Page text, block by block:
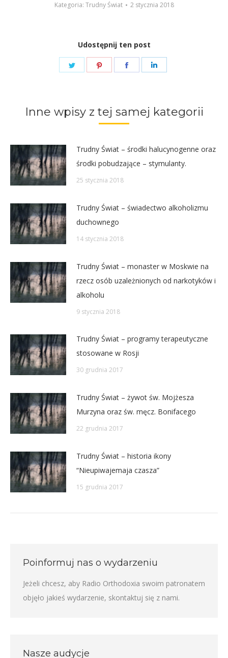
Kategoria: Trudny Świat 2 stycznia 2018
Udostępnij ten post
Share
Share
Share
Inne wpisy z tej samej kategorii
Trudny Świat – środki halucynogenne oraz
środki pobudzające – stymulanty.
25 stycznia 2018
Trudny Świat – świadectwo alkoholizmu
duchownego
14 stycznia 2018
Trudny Świat – monaster w Moskwie na
rzecz osób uzależnionych od narkotyków i
alkoholu
9 stycznia 2018
Trudny Świat – programy terapeutyczne
stosowane w Rosji
30 grudnia 2017
Trudny Świat – żywot św. Mojżesza
Murzyna oraz św. męcz. Bonifacego
22 grudnia 2017
Trudny Świat – historia ikony
“Nieupiwajemaja czasza”
15 grudnia 2017
Poinformuj nas o wydarzeniu
Jeżeli chcesz, aby Radio Orthodoxia swoim patronatem
objęło jakieś wydarzenie, skontaktuj się z nami.
Nasze audycje